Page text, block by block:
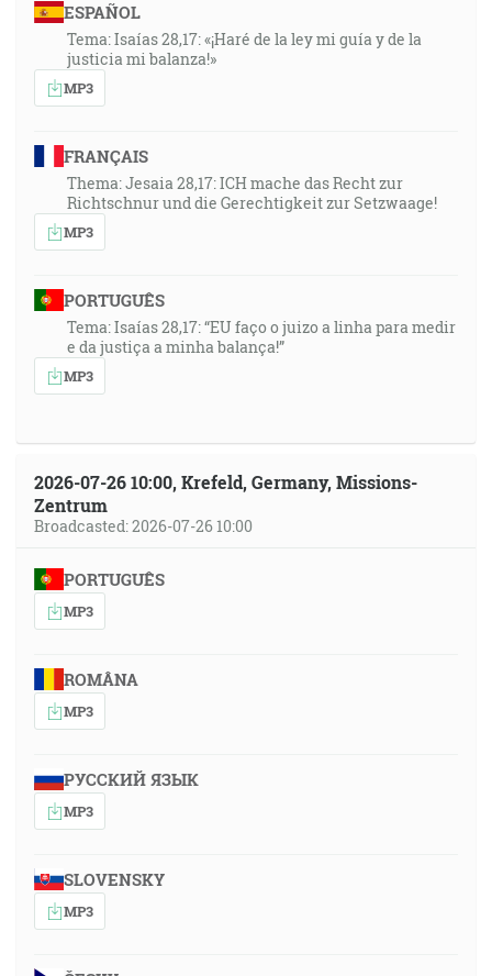
ESPAÑOL
Tema: Isaías 28,17: «¡Haré de la ley mi guía y de la
justicia mi balanza!»
MP3
FRANÇAIS
Thema: Jesaia 28,17: ICH mache das Recht zur
Richtschnur und die Gerechtigkeit zur Setzwaage!
MP3
PORTUGUÊS
Tema: Isaías 28,17: “EU faço o juizo a linha para medir
e da justiça a minha balança!”
MP3
2026-07-26 10:00, Krefeld, Germany, Missions-
Zentrum
Broadcasted: 2026-07-26 10:00
PORTUGUÊS
MP3
ROMÂNA
MP3
РУССКИЙ ЯЗЫК
MP3
SLOVENSKY
MP3